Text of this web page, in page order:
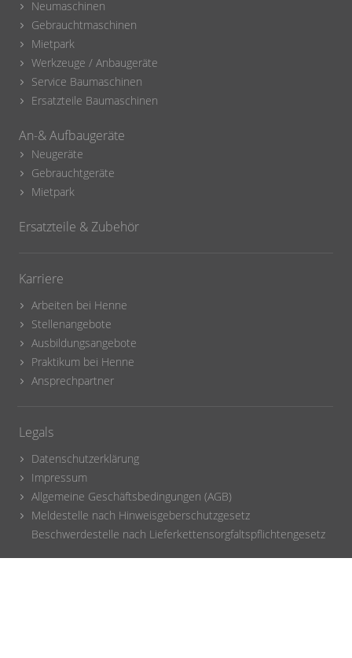
Neumaschinen
Gebrauchtmaschinen
Mietpark
Werkzeuge / Anbaugeräte
Service Baumaschinen
Ersatzteile Baumaschinen
An-& Aufbaugeräte
Neugeräte
Gebrauchtgeräte
Mietpark
Ersatzteile & Zubehör
Karriere
Arbeiten bei Henne
Stellenangebote
Ausbildungsangebote
Praktikum bei Henne
Ansprechpartner
Legals
Datenschutzerklärung
Impressum
Allgemeine Geschäftsbedingungen (AGB)
Meldestelle nach Hinweisgeberschutzgesetz
Beschwerdestelle nach Lieferkettensorgfaltspflichtengesetz